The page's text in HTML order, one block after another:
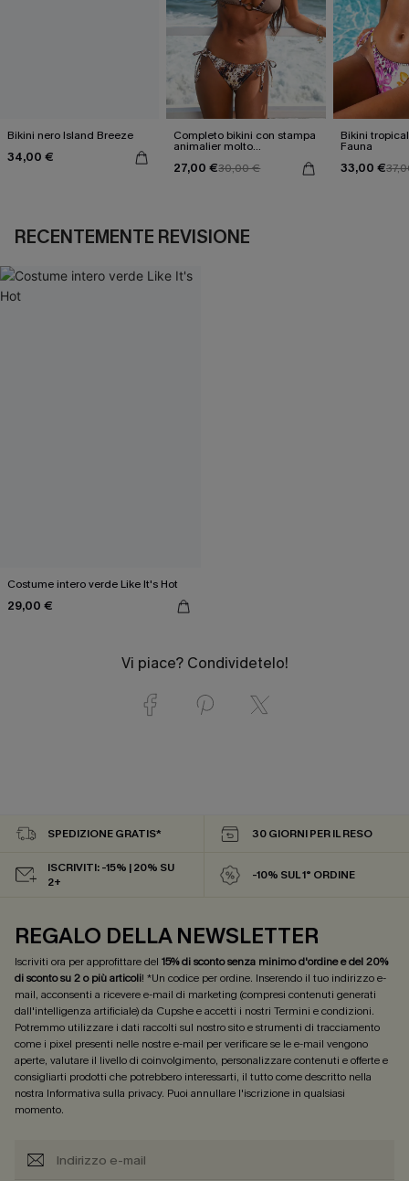
Bikini nero Island Breeze
34,00 €
Completo bikini con stampa
animalier molto
27,00 €30,00 €
Bikini
Fauna
33,00 €
RECENTEMENTE REVISIONE
Costume intero verde Like It's Hot
29,00 €
Vi piace? Condividetelo!
SPEDIZIONE GRATIS* 30 GIORNI PER IL RESO
ISCRIVITI: -15% | 20% SU
2+
-10% SUL 1° ORDINE
REGALO DELLA NEWSLETTER
Iscriviti ora per approfittare del 15% di sconto senza minimo d'ordine e del 20%
di sconto su 2 o più articoli! *Un codice per ordine. Inserendo il tuo indirizzo e-
mail, acconsenti a ricevere e-mail di marketing (compresi contenuti generati
dall'intelligenza artificiale) da Cupshe e accetti i nostri Termini e condizioni.
Potremmo utilizzare i dati raccolti sul nostro sito e strumenti di tracciamento
come i pixel presenti nelle nostre e-mail per verificare se le e-mail vengono
aperte, valutare il livello di coinvolgimento, personalizzare contenuti e offerte e
consigliarti prodotti che potrebbero interessarti, il tutto come descritto nella
nostra Informativa sulla privacy. Puoi annullare l'iscrizione in qualsiasi
momento.